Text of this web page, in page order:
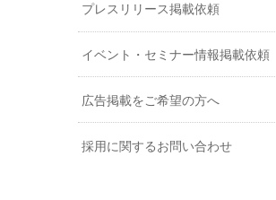
プレスリリース掲載依頼
イベント・セミナー情報掲載依頼
広告掲載をご希望の方へ
採用に関するお問い合わせ